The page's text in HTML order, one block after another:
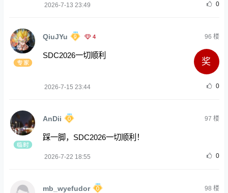
2026-7-13 23:49 0
QiuJYu 4 96 楼
奖
SDC2026一切顺利
2026-7-15 23:44 0
AnDii 97 楼
踩一脚，SDC2026一切顺利！
2026-7-22 18:55 0
mb_wyefudor 98 楼